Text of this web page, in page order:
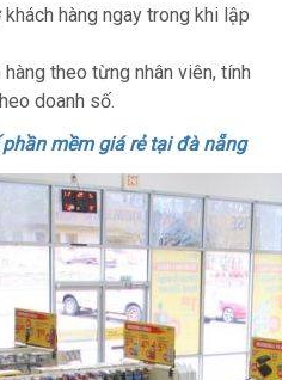
hàng ngay trong khi lập
theo từng nhân viên, tính
doanh số.
phần mềm giá rẻ tại đà nẵng